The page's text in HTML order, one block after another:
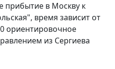
прибытие в Москву к
время зависит от
ориентировочное
из Сергиева